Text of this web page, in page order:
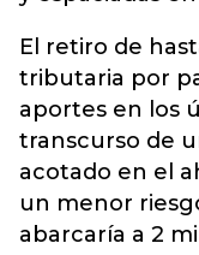
El retiro de
tributaria por
aportes en los
transcurso de
acotado en el
un menor
abarcaría a 2